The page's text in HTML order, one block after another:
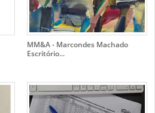
MM&A - Marcondes Machado
Escritório...